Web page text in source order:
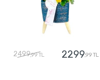
2499,99 TL 2299,99 TL